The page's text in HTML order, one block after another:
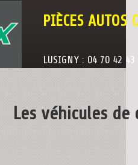
PIÈCES AUTOS
LUSIGNY : 04 70 42
Les véhicules